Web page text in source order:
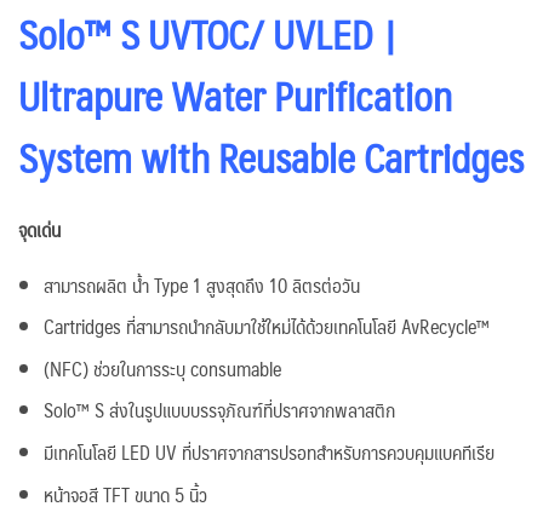
Solo™ S UVTOC/ UVLED |
Ultrapure Water Purification
System with Reusable Cartridges
จุดเด่น
สามารถผลิต น้ำ Type 1 สูงสุดถึง 10 ลิตรต่อวัน
Cartridges ที่สามารถนำกลับมาใช้ใหม่ได้ด้วยเทคโนโลยี AvRecycle™
(NFC) ช่วยในการระบุ consumable
Solo™ S ส่งในรูปแบบบรรจุภัณฑ์ที่ปราศจากพลาสติก
มีเทคโนโลยี LED UV ที่ปราศจากสารปรอทสำหรับการควบคุมแบคทีเรีย
หน้าจอสี TFT ขนาด 5 นิ้ว